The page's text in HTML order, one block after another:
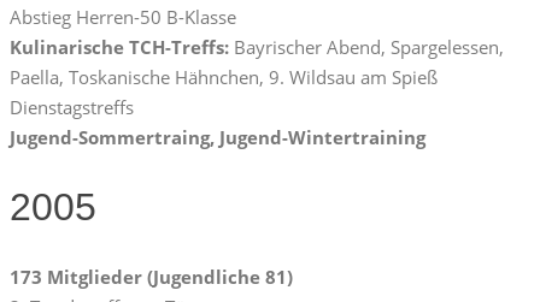
Abstieg Herren-50 B-Klasse
Kulinarische TCH-Treffs: Bayrischer Abend, Spargelessen,
Paella, Toskanische Hähnchen, 9. Wildsau am Spieß
Dienstagstreffs
Jugend-Sommertraing, Jugend-Wintertraining
2005
173 Mitglieder (Jugendliche 81)